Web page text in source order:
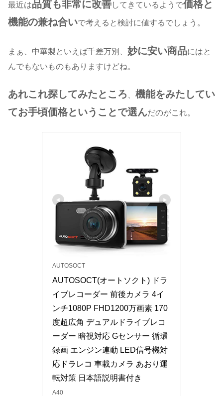
最近は品質も非常に改善してきているようで価格と
機能の兼ね合いで考えると検討に値するでしょう。
まぁ、中華製といえば千差万別、 妙に安い商品には と
んでもないものもありますけどね。
あれこれ探してみたところ
機能をみたしてい
てお手頃価格ということで選んだのがこれ。
AUTOSOCT
AUTOSOCT(オートソクト) ドラ
イブレコーダー 前後カメラ 4イ
ンチ1080P FHD1200万画素 170
度超広角 デュアルドライブレコ
ーダー 暗視対応 Gセンサー 循環
録画 エンジン連動 LED信号機対
応ドラレコ 車載カメラ あおり運
転対策 日本語説明書付き
A40